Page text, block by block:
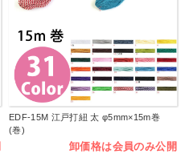
EDF-15M 江戸打紐 太 φ5mm×15m巻
(巻)
卸価格は会員のみ公開